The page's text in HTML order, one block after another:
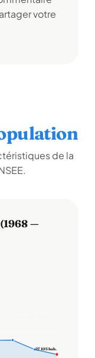
votre
de la
—
27 105 hab.